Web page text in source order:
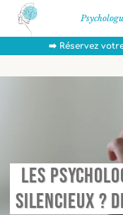
Aller
contenu
➡️ Réservez
Les
Silencieux ?